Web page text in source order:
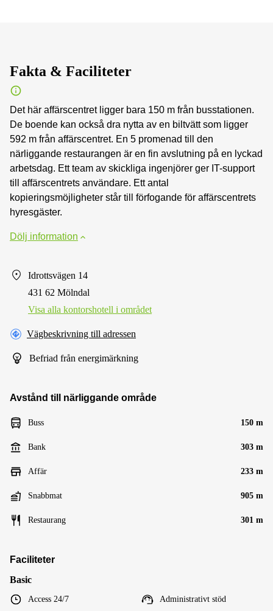
Fakta & Faciliteter
Det här affärscentret ligger bara 150 m från busstationen.
De boende kan också dra nytta av en biltvätt som ligger
592 m från affärscentret. En 5 promenad till den
närliggande restaurangen är en fin avslutning på en lyckad
arbetsdag. Ett team av skickliga ingenjörer ger IT-support
till affärscentrets användare. Ett antal
kopieringsmöjligheter står till förfogande för affärscentrets
hyresgäster.
Dölj information
Idrottsvägen 14
431 62 Mölndal
Visa alla kontorshotell i området
Vägbeskrivning till adressen
Befriad från energimärkning
Avstånd till närliggande område
Buss 150 m
Bank 303 m
Affär 233 m
Snabbmat 905 m
Restaurang 301 m
Faciliteter
Basic
Access 24/7 Administrativt stöd